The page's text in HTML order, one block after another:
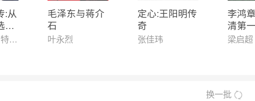
:从
总
(美)唐纳德·特朗普,托尼·施瓦茨 著 尹瑞珉 译
毛泽东与蒋介
石
叶永烈
定心:王阳明传
奇
张佳玮
李鸿
清第
功与
梁启超
换一批